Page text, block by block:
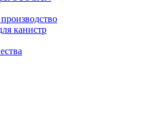
канистр